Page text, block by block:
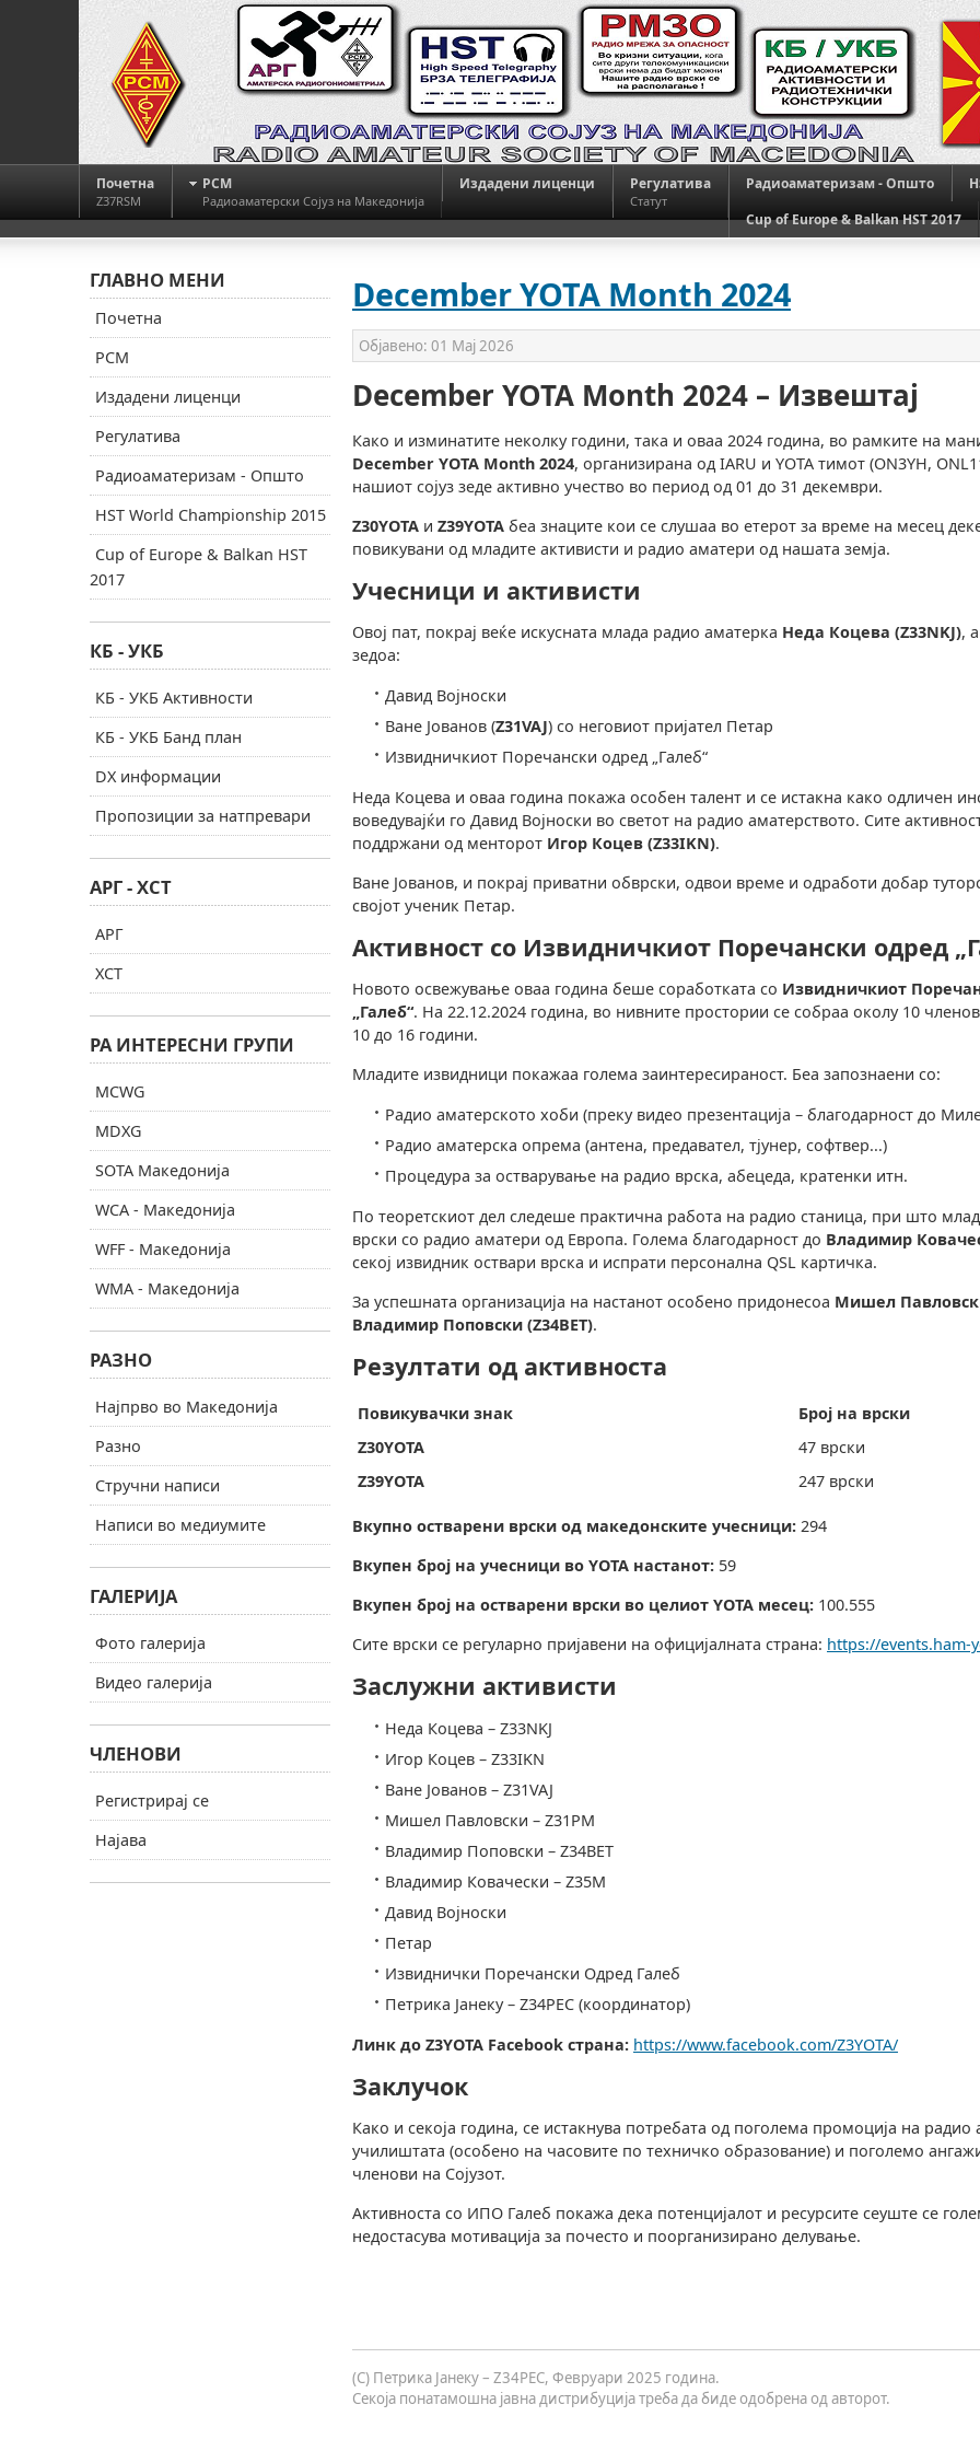
Почетна
Z37RSM
РСМ
Радиоаматерски Сојуз на Македонија
Издадени лиценци Регулатива
Статут
Радиоаматеризам - Општо
Cup of Europe & Balkan HST 2017
December YOTA Month 2024
Објавено: 01 Мај 2026
December YOTA Month 2024 – Извештај
Како и изминатите неколку години, така и оваа 2024 година, во рамките на
December YOTA Month 2024, организирана од IARU и YOTA тимот (ON3YH,
нашиот сојуз зеде активно учество во период од 01 до 31 декември.
Z30YOTA и Z39YOTA беа знаците кои се слушаа во етерот за време на месец
повикувани од младите активисти и радио аматери од нашата земја.
Учесници и активисти
Овој пат, покрај веќе искусната млада радио аматерка Неда Коцева (Z33NKJ),
зедоа:
Давид Војноски
Ване Јованов (Z31VAJ) со неговиот пријател Петар
Извидничкиот Поречански одред „Галеб“
Неда Коцева и оваа година покажа особен талент и се истакна како одличен
воведувајќи го Давид Војноски во светот на радио аматерството. Сите
поддржани од менторот Игор Коцев (Z33IKN).
Ване Јованов, и покрај приватни обврски, одвои време и одработи добар
својот ученик Петар.
Активност со Извидничкиот Поречански одред
Новото освежување оваа година беше соработката со Извидничкиот
„Галеб“. На 22.12.2024 година, во нивните простории се собраа околу 10
10 до 16 години.
Младите извидници покажаа голема заинтересираност. Беа запознаени со:
Радио аматерското хоби (преку видео презентација – благодарност до
Радио аматерска опрема (антена, предавател, тјунер, софтвер...)
Процедура за остварување на радио врска, абецеда, кратенки итн.
По теоретскиот дел следеше практична работа на радио станица, при што
врски со радио аматери од Европа. Голема благодарност до Владимир
секој извидник оствари врска и испрати персонална QSL картичка.
За успешната организација на настанот особено придонесоа Мишел
Владимир Поповски (Z34BET).
Резултати од активноста
Повикувачки знак
Број на врски
Z30YOTA
47 врски
Z39YOTA
247 врски
Вкупно остварени врски од македонските учесници: 294
Вкупен број на учесници во YOTA настанот: 59
Вкупен број на остварени врски во целиот YOTA месец: 100.555
Сите врски се регуларно пријавени на официјалната страна: https://events.ham-
Заслужни активисти
Неда Коцева – Z33NKJ
Игор Коцев – Z33IKN
Ване Јованов – Z31VAJ
Мишел Павловски – Z31PM
Владимир Поповски – Z34BET
Владимир Ковачески – Z35M
Давид Војноски
Петар
Извиднички Поречански Одред Галеб
Петрика Јанеку – Z34PEC (координатор)
Линк до Z3YOTA Facebook страна: https://www.facebook.com/Z3YOTA/
Заклучок
Како и секоја година, се истакнува потребата од поголема промоција на радио
училиштата (особено на часовите по техничко образование) и поголемо
членови на Сојузот.
Активноста со ИПО Галеб покажа дека потенцијалот и ресурсите сеуште се
недостасува мотивација за почесто и поорганизирано делување.
(C) Петрика Јанеку – Z34PEC, Февруари 2025 година.
Секоја понатамошна јавна дистрибуција треба да биде одобрена од авторот.
ГЛАВНО МЕНИ
Почетна
РСМ
Издадени лиценци
Регулатива
Радиоаматеризам - Општо
HST World Championship 2015
Cup of Europe & Balkan HST
2017
КБ - УКБ
КБ - УКБ Активности
КБ - УКБ Банд план
DX информации
Пропозиции за натпревари
АРГ - ХСТ
АРГ
ХСТ
РА ИНТЕРЕСНИ ГРУПИ
MCWG
MDXG
SOTA Македонија
WCA - Македонија
WFF - Македонија
WMA - Македонија
РАЗНО
Најпрво во Македонија
Разно
Стручни написи
Написи во медиумите
ГАЛЕРИЈА
Фото галерија
Видео галерија
ЧЛЕНОВИ
Регистрирај се
Најава